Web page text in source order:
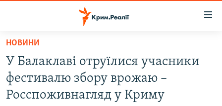
Перейти
основного
матеріалу
Перейти
до
ВОДА.КРИМ
ВІДЕО ТА ФОТО
НОВИНИ
У Балаклаві отруїлися учасники
фестивалю збору врожаю –
Росспоживнагляд у Криму